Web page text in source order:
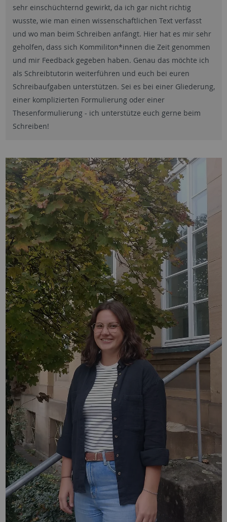
sehr einschüchternd gewirkt, da ich gar nicht richtig
wusste, wie man einen wissenschaftlichen Text verfasst
und wo man beim Schreiben anfängt. Hier hat es mir sehr
geholfen, dass sich Kommiliton*innen die Zeit genommen
und mir Feedback gegeben haben. Genau das möchte ich
als Schreibtutorin weiterführen und euch bei euren
Schreibaufgaben unterstützen. Sei es bei einer Gliederung,
einer komplizierten Formulierung oder einer
Thesenformulierung - ich unterstütze euch gerne beim
Schreiben!